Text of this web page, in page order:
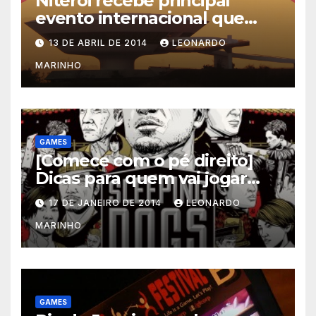
evento internacional que
mescla saúde e jogos
13 DE ABRIL DE 2014 LEONARDO
MARINHO
GAMES
[Comece com o pé direito]
Dicas para quem vai jogar
Sleeping Dogs
17 DE JANEIRO DE 2014 LEONARDO
MARINHO
GAMES